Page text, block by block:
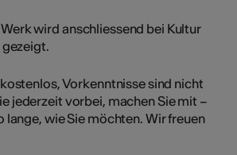
wird anschliessend bei Kultur
gezeigt.
Vorkenntnisse sind nicht
jederzeit vorbei, machen Sie mit –
lange, wie Sie möchten. Wir freuen